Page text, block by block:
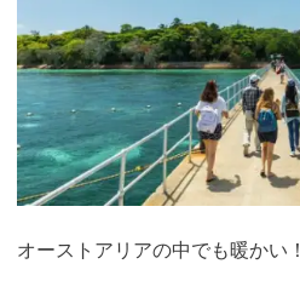
オーストアリアの中でも暖かい！